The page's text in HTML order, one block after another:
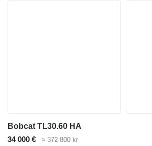
Bobcat TL30.60 HA
34 000 €
≈ 372 800 kr